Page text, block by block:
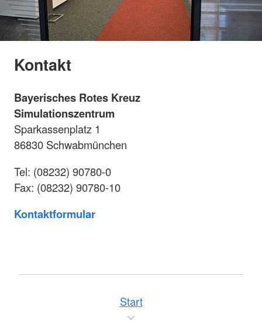
Kontakt
Bayerisches Rotes Kreuz
Simulationszentrum
Sparkassenplatz 1
86830 Schwabmünchen
Tel: (08232) 90780-0
Fax: (08232) 90780-10
Kontaktformular
Start